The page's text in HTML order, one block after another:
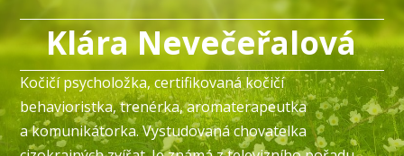
Klára Nevečeřalová
Kočičí psycholožka, certifikovaná kočičí
behavioristka, trenérka, aromaterapeutka
a komunikátorka. Vystudovaná chovatelka